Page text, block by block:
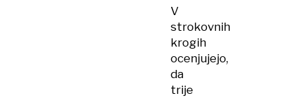
V
strokovnih
krogih
ocenjujejo,
da
trije